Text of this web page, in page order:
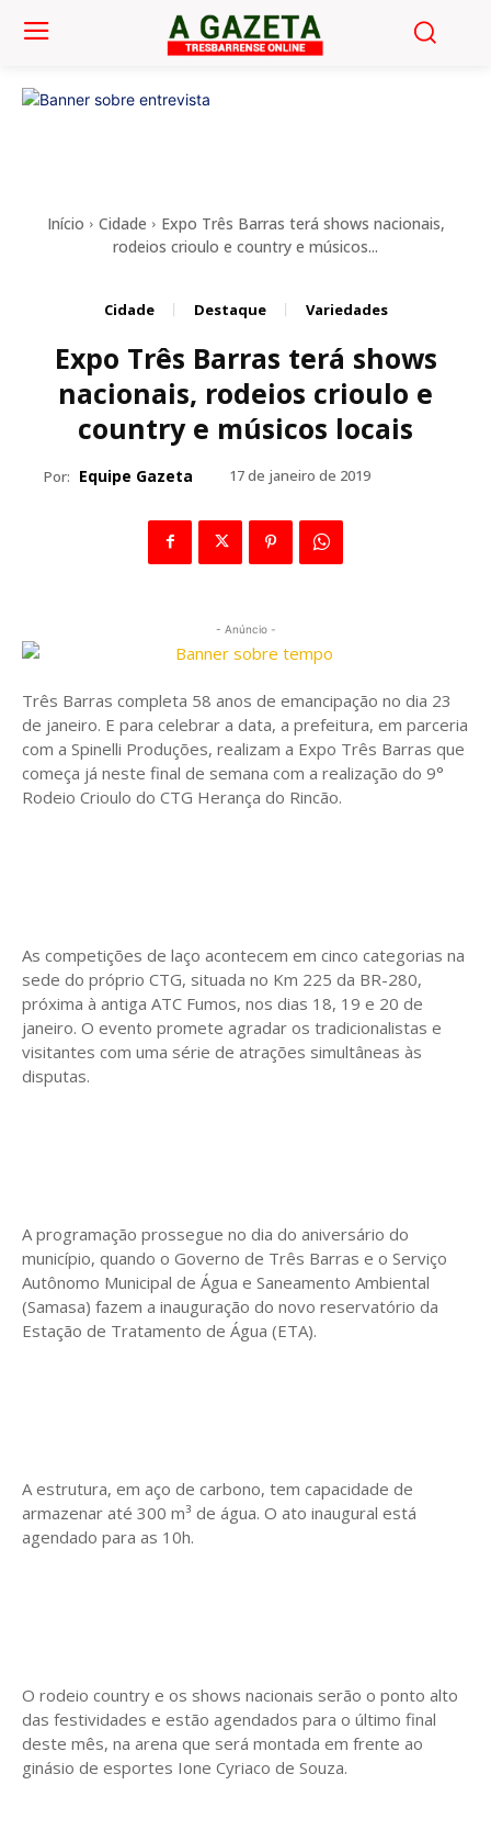
Início Cidade
Expo Três Barras terá shows nacionais,
rodeios crioulo e country e músicos...
Cidade Destaque Variedades
Expo Três Barras terá shows
nacionais, rodeios crioulo e
country e músicos locais
Por: Equipe Gazeta 17 de janeiro de 2019
- Anúncio -
Três Barras completa 58 anos de emancipação no dia 23
de janeiro. E para celebrar a data, a prefeitura, em parceria
com a Spinelli Produções, realizam a Expo Três Barras que
começa já neste final de semana com a realização do 9°
Rodeio Crioulo do CTG Herança do Rincão.
As competições de laço acontecem em cinco categorias na
sede do próprio CTG, situada no Km 225 da BR-280,
próxima à antiga ATC Fumos, nos dias 18, 19 e 20 de
janeiro. O evento promete agradar os tradicionalistas e
visitantes com uma série de atrações simultâneas às
disputas.
A programação prossegue no dia do aniversário do
município, quando o Governo de Três Barras e o Serviço
Autônomo Municipal de Água e Saneamento Ambiental
(Samasa) fazem a inauguração do novo reservatório da
Estação de Tratamento de Água (ETA).
A estrutura, em aço de carbono, tem capacidade de
armazenar até 300 m³ de água. O ato inaugural está
agendado para as 10h.
O rodeio country e os shows nacionais serão o ponto alto
das festividades e estão agendados para o último final
deste mês, na arena que será montada em frente ao
ginásio de esportes Ione Cyriaco de Souza.